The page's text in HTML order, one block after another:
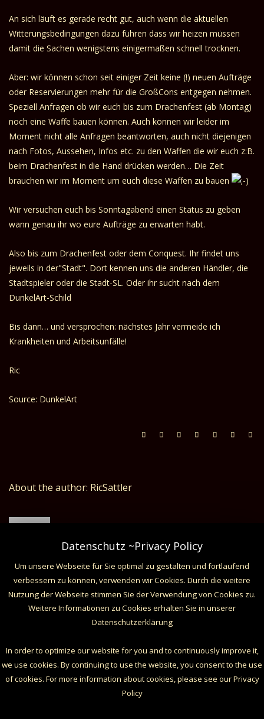
An sich läuft es gerade recht gut, auch wenn die aktuellen
Witterungsbedingungen dazu führen dass wir heizen müssen
damit die Sachen wenigstens einigermaßen schnell trocknen.
Aber: wir können schon seit einiger Zeit keine (!) neuen Aufträge
oder Reservierungen mehr für die GroßCons entgegen nehmen.
Speziell Anfragen ob wir euch bis zum Drachenfest (ab Montag)
noch eine Waffe bauen können. Auch können wir leider im
Moment nicht alle Anfragen beantworten, auch nicht diejenigen
nach Fotos, Aussehen, Infos etc. zu den Waffen die wir euch z:B.
beim Drachenfest in die Hand drücken werden… Die Zeit
brauchen wir im Moment um euch diese Waffen zu bauen
Wir versuchen euch bis Sonntagabend einen Status zu geben
wann genau ihr wo eure Aufträge zu erwarten habt.
Also bis zum Drachenfest oder dem Conquest. Ihr findet uns
jeweils in der"Stadt". Dort kennen uns die anderen Händler, die
Stadtspieler oder die Stadt-SL. Oder ihr sucht nach dem
DunkelArt-Schild
Bis dann… und versprochen: nächstes Jahr vermeide ich
Krankheiten und Arbeitsunfälle!
Ric
Source: DunkelArt
About the author: RicSattler
Related Posts
Datenschutz ~Privacy Policy
Um unsere Webseite für Sie optimal zu gestalten und fortlaufend
verbessern zu können, verwenden wir Cookies. Durch die weitere
Nutzung der Webseite stimmen Sie der Verwendung von Cookies zu.
Weitere Informationen zu Cookies erhalten Sie in unserer
Datenschutzerklärung
In order to optimize our website for you and to continuously improve it,
we use cookies. By continuing to use the website, you consent to the use
of cookies. For more information about cookies, please see our Privacy
Policy